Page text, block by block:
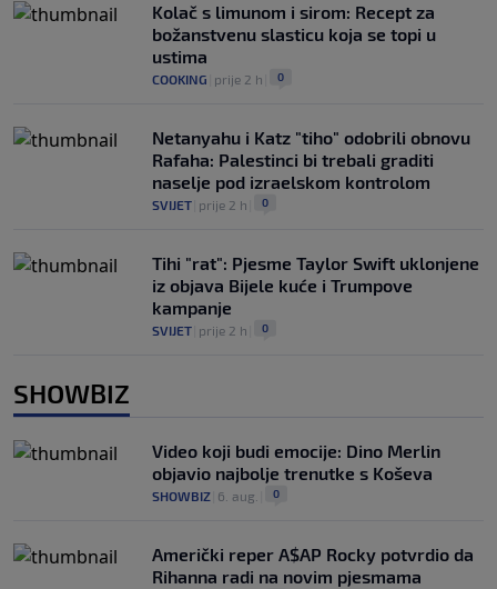
Kolač s limunom i sirom: Recept za
božanstvenu slasticu koja se topi u
ustima
COOKING prije 2 h 0
Netanyahu i Katz "tiho" odobrili obnovu
Rafaha: Palestinci bi trebali graditi
naselje pod izraelskom kontrolom
SVIJET prije 2 h 0
Tihi "rat": Pjesme Taylor Swift uklonjene
iz objava Bijele kuće i Trumpove
kampanje
SVIJET prije 2 h 0
SHOWBIZ
Video koji budi emocije: Dino Merlin
objavio najbolje trenutke s Koševa
SHOWBIZ 6. aug. 0
Američki reper A$AP Rocky potvrdio da
Rihanna radi na novim pjesmama